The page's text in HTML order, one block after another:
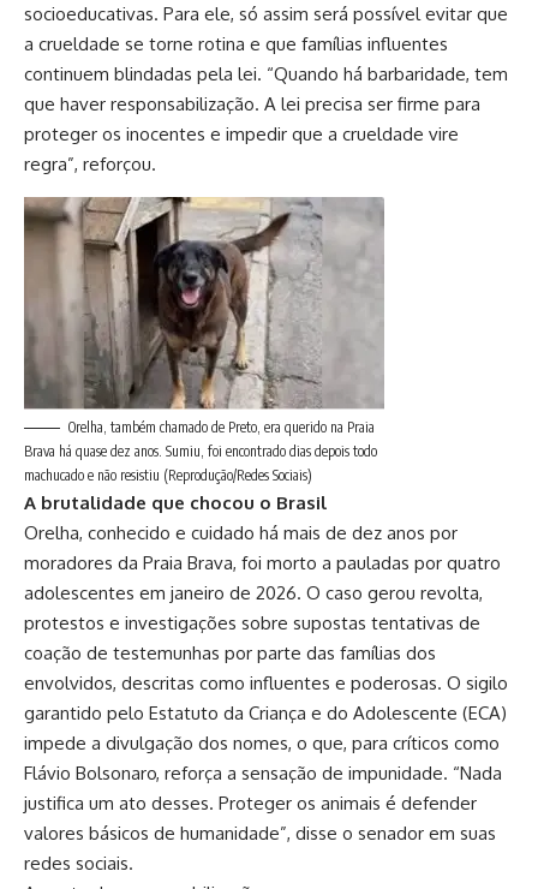
socioeducativas. Para ele, só assim será possível evitar que
a crueldade se torne rotina e que famílias influentes
continuem blindadas pela lei. “Quando há barbaridade, tem
que haver responsabilização. A lei precisa ser firme para
proteger os inocentes e impedir que a crueldade vire
regra”, reforçou.
Orelha, também chamado de Preto, era querido na Praia
Brava há quase dez anos. Sumiu, foi encontrado dias depois todo
machucado e não resistiu (Reprodução/Redes Sociais)
A brutalidade que chocou o Brasil
Orelha, conhecido e cuidado há mais de dez anos por
moradores da Praia Brava, foi morto a pauladas por quatro
adolescentes em janeiro de 2026. O caso gerou revolta,
protestos e investigações sobre supostas tentativas de
coação de testemunhas por parte das famílias dos
envolvidos, descritas como influentes e poderosas. O sigilo
garantido pelo Estatuto da Criança e do Adolescente (ECA)
impede a divulgação dos nomes, o que, para críticos como
Flávio Bolsonaro, reforça a sensação de impunidade. “Nada
justifica um ato desses. Proteger os animais é defender
valores básicos de humanidade”, disse o senador em suas
redes sociais.